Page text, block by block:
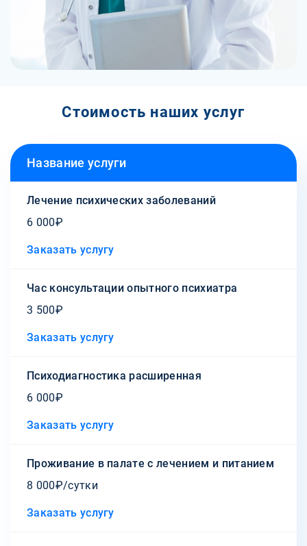
Стоимость наших услуг
Название услуги
Лечение психических заболеваний
6 000₽
Заказать услугу
Час консультации опытного психиатра
3 500₽
Заказать услугу
Психодиагностика расширенная
6 000₽
Заказать услугу
Проживание в палате с лечением и питанием
8 000₽/сутки
Заказать услугу